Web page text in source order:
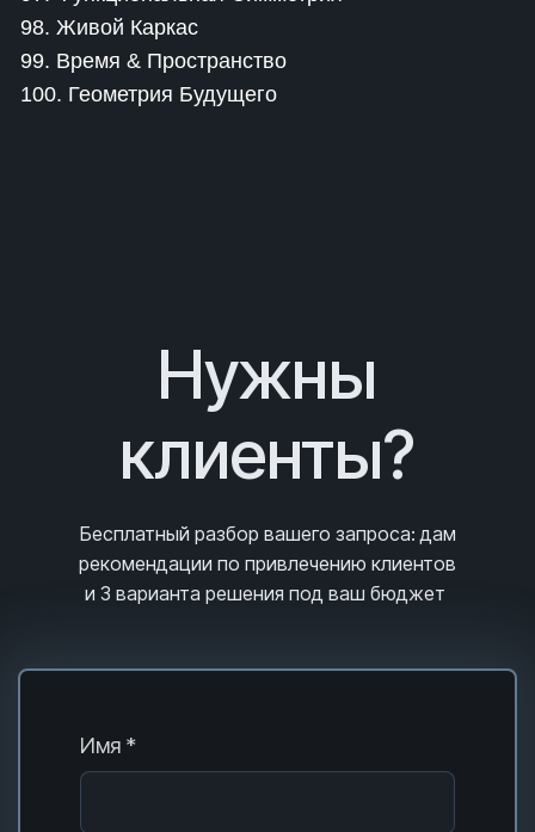
98. Живой Каркас
99. Время & Пространство
100. Геометрия Будущего
Нужны
клиенты?
Бесплатный разбор вашего запроса: дам
рекомендации по привлечению клиентов
и 3 варианта решения под ваш бюджет
Имя *